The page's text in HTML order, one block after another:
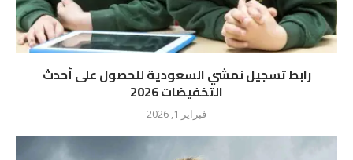
رابط تسجيل نمشي السعودية للحصول على أحدث
التخفيضات 2026
فبراير 1, 2026